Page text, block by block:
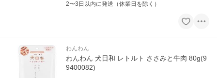
2〜3日以内に発送（休業日を除く）
わんわん
わんわん 犬日和 レトルト ささみと牛肉 80g(9
9400082)